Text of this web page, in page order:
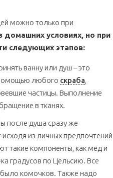
можно только при
условиях, но при
следующих этапов:
ванну или душ – это
любого скраба
частицы. Выполнение
в тканях.
после душа сразу же
из личных предпочтений
такие компоненты, как мёд и
градусов по Цельсию. Все
комочков. Также надо